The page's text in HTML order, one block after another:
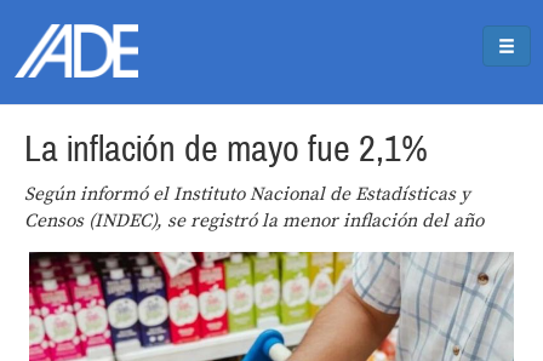
La inflación de mayo fue 2,1%
Según informó el Instituto Nacional de Estadísticas y
Censos (INDEC), se registró la menor inflación del año